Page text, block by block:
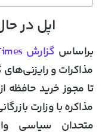
اپل در
براساس گزارش Financial Times
مذاکرات و
مذاکره با وزارت
متحدان سیاسی